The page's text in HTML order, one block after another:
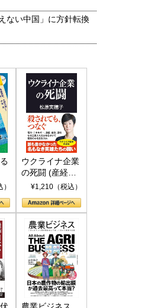
ない中国」に方針転換
ウクライナ企業
の死闘 (産経セ
レクト S 039)
¥1,210（税込）
農業ビジネス